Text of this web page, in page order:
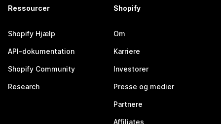
Ressourcer
Shopify Hjælp
API-dokumentation
Shopify Community
Research
Shopify
Om
Karriere
Investorer
Presse og medier
Partnere
Affiliates